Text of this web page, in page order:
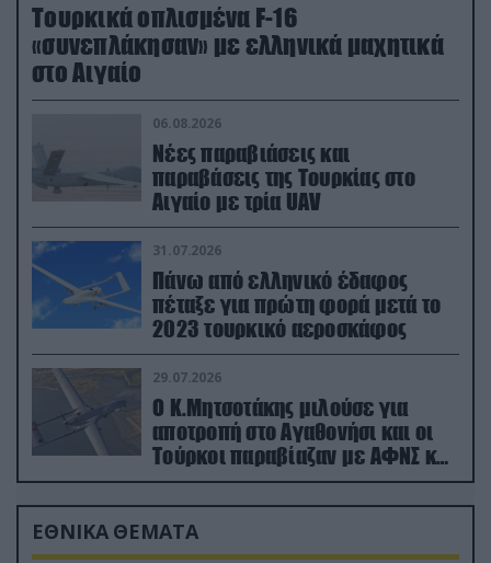
Τουρκικά οπλισμένα F-16
«συνεπλάκησαν» με ελληνικά μαχητικά
στο Αιγαίο
06.08.2026
Νέες παραβιάσεις και
παραβάσεις της Τουρκίας στο
Αιγαίο με τρία UAV
31.07.2026
Πάνω από ελληνικό έδαφος
πέταξε για πρώτη φορά μετά το
2023 τουρκικό αεροσκάφος
29.07.2026
Ο Κ.Μητσοτάκης μιλούσε για
αποτροπή στο Αγαθονήσι και οι
Τούρκοι παραβίαζαν με ΑΦΝΣ και
drone
ΕΘΝΙΚΑ ΘΕΜΑΤΑ